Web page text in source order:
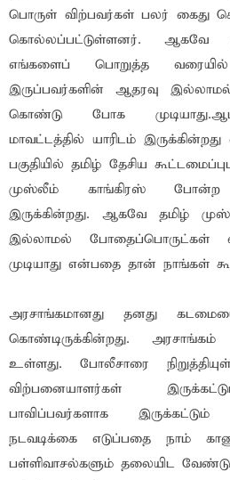
பொருள் விற்பவர்கள் பலர் கைது
கொல்லப்பட்டுள்ளனர். ஆகவே
எங்களைப் பொறுத்த வரையில்
இருப்பவர்களின் ஆதரவு
கொண்டு போக
மாவட்டத்தில் யாரிடம்
பகுதியில் தமிழ் தேசிய
முஸ்லீம் காங்கிரஸ் போன்ற
இருக்கின்றது. ஆகவே தமிழ்
இல்லாமல் போதைப்பொருட்கள்
முடியாது என்பதை தான் நாங்கள்
அரசாங்கமானது தனது
கொண்டிருக்கின்றது. அரசாங்கம்
உள்ளது. போலீசாரை
விற்பனையாளர்கள்
பாவிப்பவர்களாக
நடவடிக்கை எடுப்பதை நாம்
பள்ளிவாசல்களும் தலையிட